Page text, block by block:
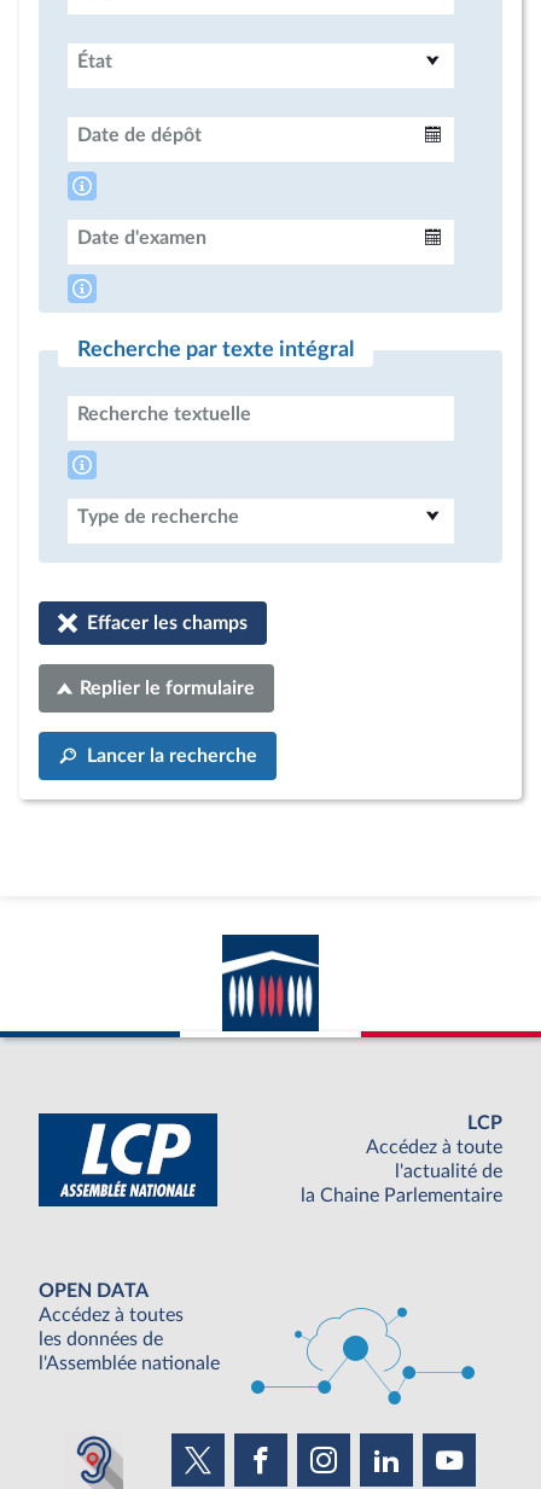
État
Date de dépôt
Date d'examen
Recherche par texte intégral
Recherche textuelle
Type de recherche
Effacer les champs
Replier le formulaire
Lancer la recherche
LCP
Accédez à toute
l'actualité de
la Chaine Parlementaire
OPEN DATA
Accédez à toutes
les données de
l'Assemblée nationale